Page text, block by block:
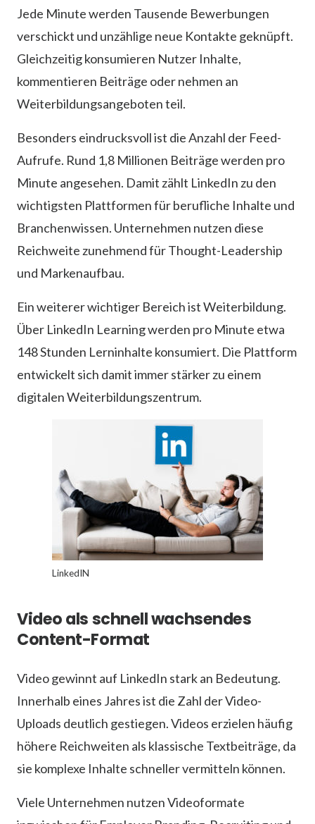
Jede Minute werden Tausende Bewerbungen
verschickt und unzählige neue Kontakte geknüpft.
Gleichzeitig konsumieren Nutzer Inhalte,
kommentieren Beiträge oder nehmen an
Weiterbildungsangeboten teil.
Besonders eindrucksvoll ist die Anzahl der Feed-
Aufrufe. Rund 1,8 Millionen Beiträge werden pro
Minute angesehen. Damit zählt LinkedIn zu den
wichtigsten Plattformen für berufliche Inhalte und
Branchenwissen. Unternehmen nutzen diese
Reichweite zunehmend für Thought-Leadership
und Markenaufbau.
Ein weiterer wichtiger Bereich ist Weiterbildung.
Über LinkedIn Learning werden pro Minute etwa
148 Stunden Lerninhalte konsumiert. Die Plattform
entwickelt sich damit immer stärker zu einem
digitalen Weiterbildungszentrum.
LinkedIN
Video als schnell wachsendes
Content-Format
Video gewinnt auf LinkedIn stark an Bedeutung.
Innerhalb eines Jahres ist die Zahl der Video-
Uploads deutlich gestiegen. Videos erzielen häufig
höhere Reichweiten als klassische Textbeiträge, da
sie komplexe Inhalte schneller vermitteln können.
Viele Unternehmen nutzen Videoformate